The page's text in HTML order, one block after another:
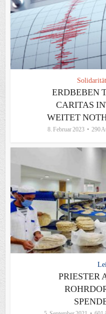
ERDBEBEN
CARITAS
WEITET
8. Februar 2023 290
PRIESTER